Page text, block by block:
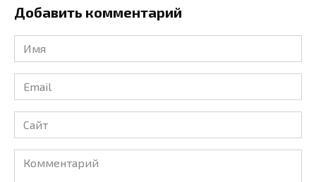
Добавить комментарий
Имя
*
Email
*
Сайт
Комментарий